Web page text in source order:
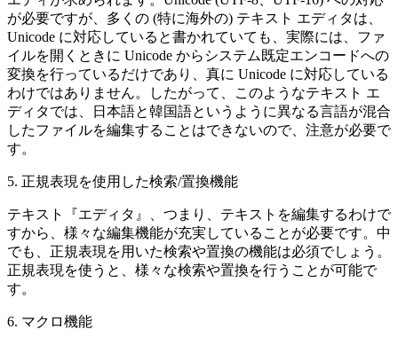
が必要ですが、多くの (特に海外の) テキスト エディタは、
Unicode に対応していると書かれていても、実際には、ファ
イルを開くときに Unicode からシステム既定エンコードへの
変換を行っているだけであり、真に Unicode に対応している
わけではありません。したがって、このようなテキスト エ
ディタでは、日本語と韓国語というように異なる言語が混合
したファイルを編集することはできないので、注意が必要で
す。
5. 正規表現を使用した検索/置換機能
テキスト『エディタ』、つまり、テキストを編集するわけで
すから、様々な編集機能が充実していることが必要です。中
でも、正規表現を用いた検索や置換の機能は必須でしょう。
正規表現を使うと、様々な検索や置換を行うことが可能で
す。
6. マクロ機能